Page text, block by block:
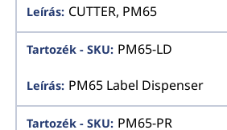
CUTTER, PM65
PM65-LD
PM65 Label Dispenser
PM65-PR